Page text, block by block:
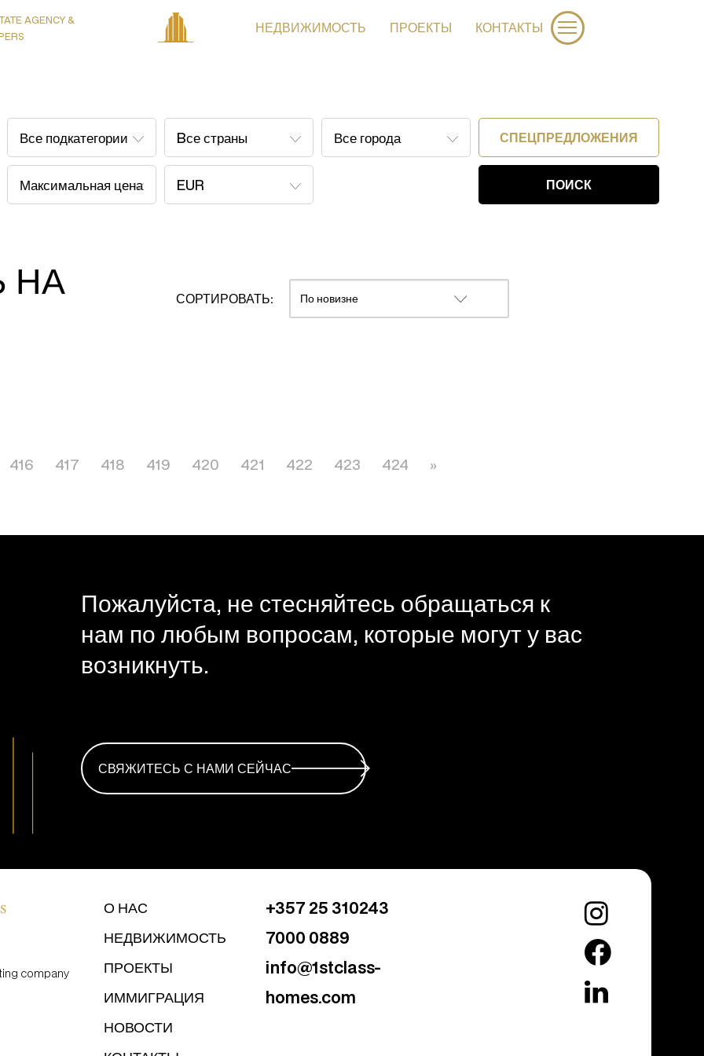
AGENCY &
НЕДВИЖИМОСТЬ ПРОЕКТЫ КОНТАКТЫ
СПЕЦПРЕДЛОЖЕНИЯ
НА СОРТИРОВАТЬ:
416 417 418 419 420 421 422 423 424 »
Пожалуйста, не стесняйтесь обращаться к
нам по любым вопросам, которые могут у вас
возникнуть.
СВЯЖИТЕСЬ С НАМИ СЕЙЧАС
company
О НАС
НЕДВИЖИМОСТЬ
ПРОЕКТЫ
ИММИГРАЦИЯ
НОВОСТИ
+357 25 310243
7000 0889
info@1stclass-
homes.com